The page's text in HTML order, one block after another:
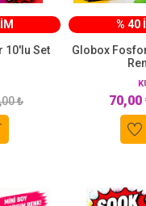
10'lu Set
₺
% 40
Globox
70,00